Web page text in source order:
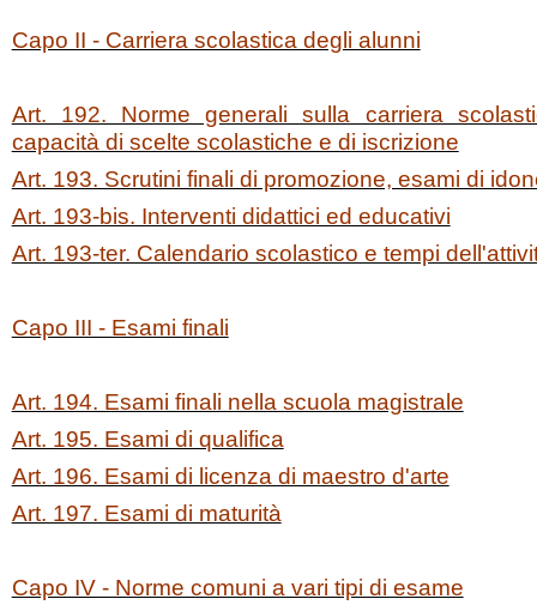
Capo II - Carriera scolastica degli alunni
Art. 192. Norme generali sulla carriera
capacità di scelte scolastiche e di iscrizione
Art. 193. Scrutini finali di promozione, esami di
Art. 193-bis. Interventi didattici ed educativi
Art. 193-ter. Calendario scolastico e tempi
Capo III - Esami finali
Art. 194. Esami finali nella scuola magistrale
Art. 195. Esami di qualifica
Art. 196. Esami di licenza di maestro d'arte
Art. 197. Esami di maturità
Capo IV - Norme comuni a vari tipi di esame